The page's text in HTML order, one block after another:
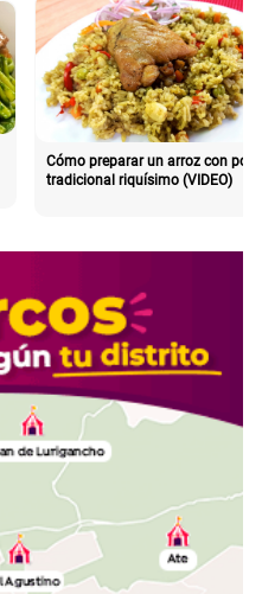
Cómo preparar un arroz con pollo
tradicional riquísimo (VIDEO)